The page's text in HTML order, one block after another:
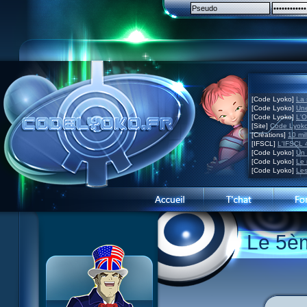
[Code Lyoko] La
[Code Lyoko]
[Code Lyoko]
[Site] Code
[Créations] 10
[IFSCL] L'IFSCL
[Code Lyoko] Un
[Code Lyoko] Le
[Code Lyoko]
Visite guidée
Inscription
Contact
Concours
Le